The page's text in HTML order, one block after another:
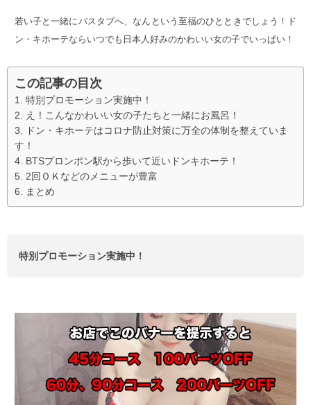
若い子と一緒にバスタブへ、なんという至福のひとときでしょう！ド
ン・キホーテならいつでも日本人好みのかわいい女の子でいっぱい！
この記事の目次
特別プロモーション実施中！
え！こんなかわいい女の子たちと一緒にお風呂！
ドン・キホーテはコロナ防止対策に万全の体制を整えていま
す！
BTSプロンポン駅から歩いて近いドンキホーテ！
2回ＯＫなどのメニューが豊富
まとめ
特別プロモーション実施中！